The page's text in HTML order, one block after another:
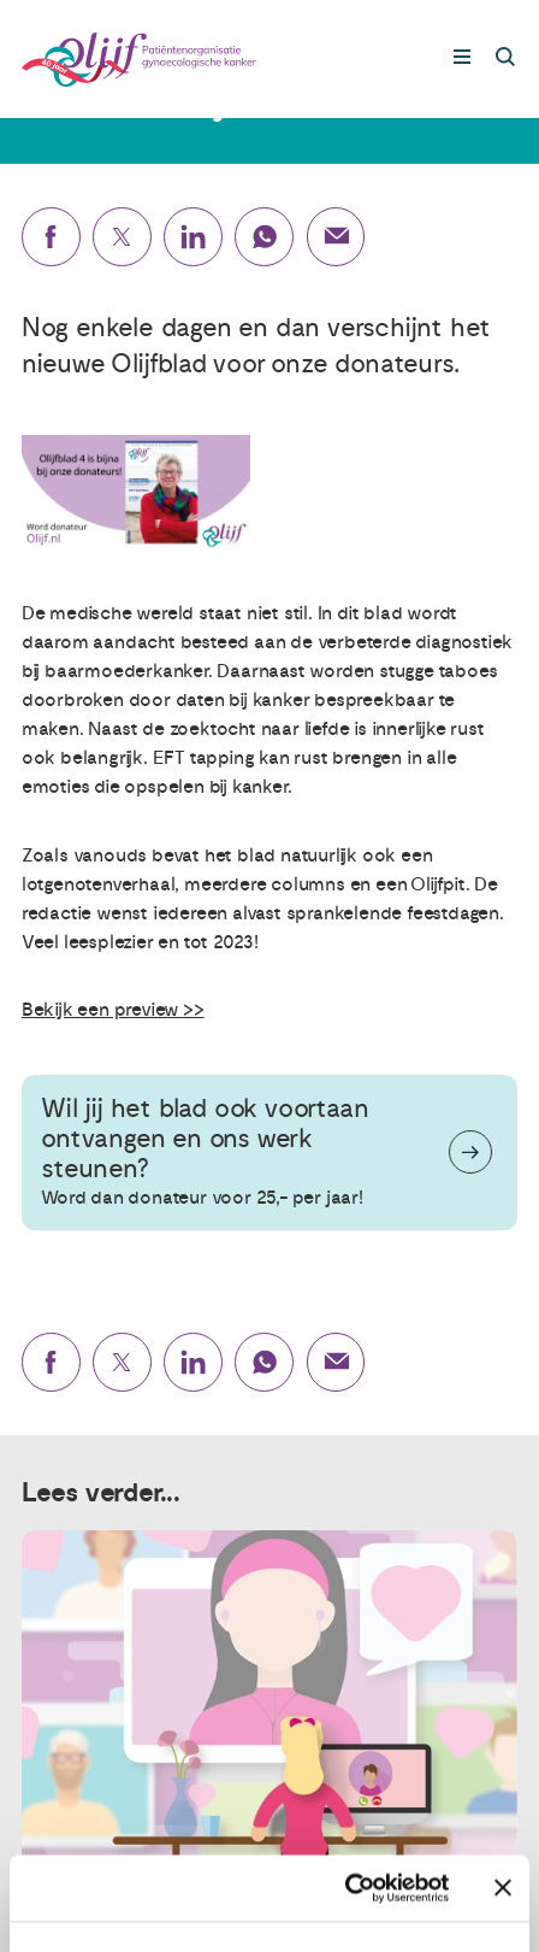
Nieuws
Agenda
Publicaties
Ervaringsdeskundigheid
Over ons
Gynaecologische kankers
Lotgenoten
Steun ons
9 december 2022
Nog enkele dagen en dan verschijnt het
nieuwe Olijfblad voor onze donateurs.
De medische wereld staat niet stil. In dit blad wordt
daarom aandacht besteed aan de verbeterde diagnostiek
bij baarmoederkanker. Daarnaast worden stugge taboes
doorbroken door daten bij kanker bespreekbaar te
maken. Naast de zoektocht naar liefde is innerlijke rust
ook belangrijk. EFT tapping kan rust brengen in alle
emoties die opspelen bij kanker.
Zoals vanouds bevat het blad natuurlijk ook een
lotgenotenverhaal, meerdere columns en een Olijfpit. De
redactie wenst iedereen alvast sprankelende feestdagen.
Veel leesplezier en tot 2023!
Bekijk een preview >>
Wil jij het blad ook voortaan
ontvangen en ons werk
steunen?
Word dan donateur voor 25,- per jaar!
Lees verder...